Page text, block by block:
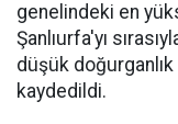
genelindeki en
Şanlıurfa'yı
düşük doğurganlık
kaydedildi.